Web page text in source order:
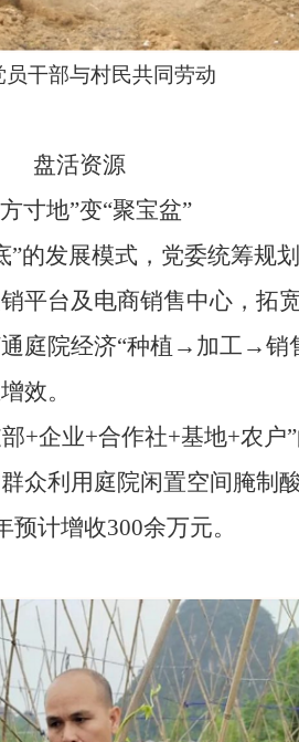
员干部与村民共同劳动
盘活资源
寸地”变“聚宝盆”
的发展模式，党委统筹规
平台及电商销售中心，拓
庭院经济“种植→加工→销
效。
+企业+合作社+基地+农
众利用庭院闲置空间腌制
预计增收300余万元。